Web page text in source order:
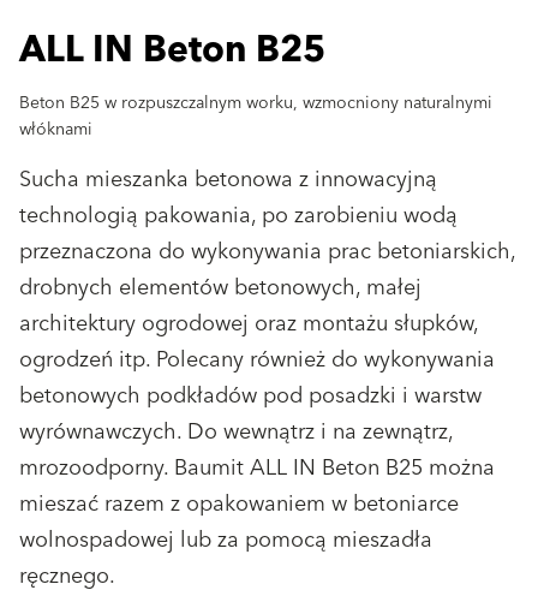
ALL IN Beton B25
Beton B25 w rozpuszczalnym worku, wzmocniony naturalnymi
włóknami
Sucha mieszanka betonowa z innowacyjną
technologią pakowania, po zarobieniu wodą
przeznaczona do wykonywania prac betoniarskich,
drobnych elementów betonowych, małej
architektury ogrodowej oraz montażu słupków,
ogrodzeń itp. Polecany również do wykonywania
betonowych podkładów pod posadzki i warstw
wyrównawczych. Do wewnątrz i na zewnątrz,
mrozoodporny. Baumit ALL IN Beton B25 można
mieszać razem z opakowaniem w betoniarce
wolnospadowej lub za pomocą mieszadła
ręcznego.